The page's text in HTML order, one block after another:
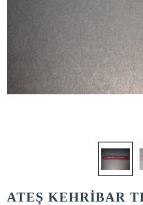
ATEŞ KEHRİBAR